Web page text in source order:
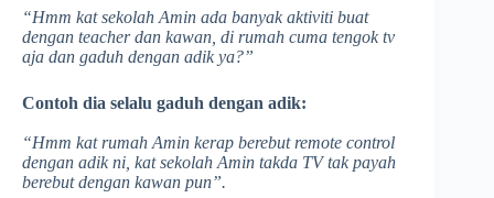
“Hmm kat sekolah Amin ada banyak aktiviti buat
dengan teacher dan kawan, di rumah cuma tengok tv
aja dan gaduh dengan adik ya?”
Contoh dia selalu gaduh dengan adik:
“Hmm kat rumah Amin kerap berebut remote control
dengan adik ni, kat sekolah Amin takda TV tak payah
berebut dengan kawan pun”.